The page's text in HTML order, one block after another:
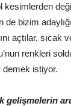
kesimlerden
bizim
açtılar, sıcak
renkleri
demek istiyor.
gelişmelerin